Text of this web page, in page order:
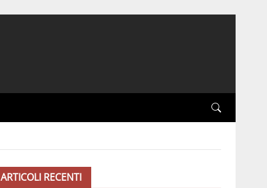
ARTICOLI RECENTI